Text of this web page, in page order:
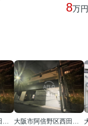
8万円